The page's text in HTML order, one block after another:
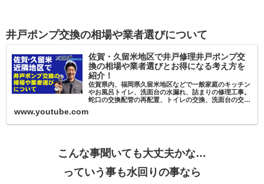
井戸ポンプ交換の相場や業者選びについて
佐賀・久留米地区で井戸修理井戸ポンプ交
換の相場や業者選びとお得になる考え方を
紹介！
佐賀県内、福岡県久留米地区などで一般家庭のキッチン
やお風呂トイレ、洗面台の水漏れ、詰まりの修理工事。
蛇口の交換配管の再配置、トイレの交換、洗面台の交
www.youtube.com
こんな事聞いても大丈夫かな…
っていう事も水回りの事なら